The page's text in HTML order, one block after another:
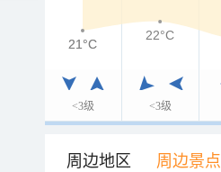
<3级 <3级
21°C
21°C
22°C
周边地区 周边景点